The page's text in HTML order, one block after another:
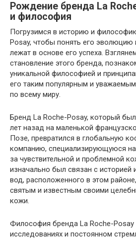
Рождение бренда La
и философия
Погрузимся в историю и
Posay, чтобы понять его эволюцию
лежат в основе его успеха.
становление этого бренда,
уникальной философией и
его таким популярным и
по всему миру.
Бренд La Roche-Posay, который
лет назад на маленькой
Позе, превратился в глобальную
компанию, специализирующуюся
за чувствительной и проблемной
изначально был связан с историей
вод, расположенного в этом
святым и известным своими
кожи.
Философия бренда La Roche-Posay
исследованиях и постоянном